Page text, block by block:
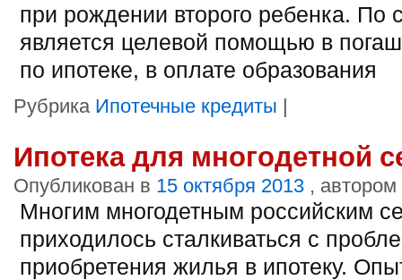
при рождении второго ребенка. По
является целевой помощью в
по ипотеке, в оплате образования
Рубрика Ипотечные кредиты |
Ипотека для многодетной
Опубликован в 15 октября 2013 , автором
Многим многодетным российским
приходилось сталкиваться с
приобретения жилья в ипотеку.